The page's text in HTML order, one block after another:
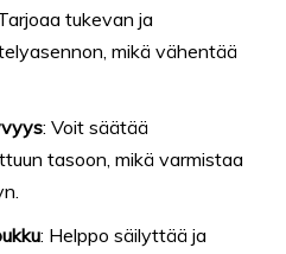
tukevan ja
mikä vähentää
: Voit säätää
tasoon, mikä varmistaa
: Helppo säilyttää ja